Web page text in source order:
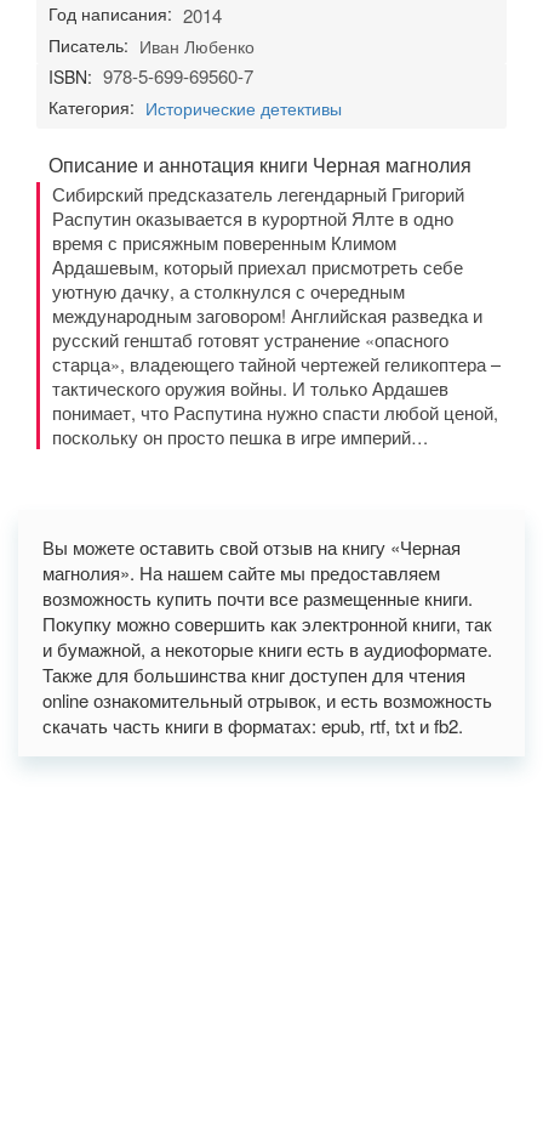
Год написания: 2014
Писатель: Иван Любенко
ISBN: 978-5-699-69560-7
Категория: Исторические детективы
Описание и аннотация книги Черная магнолия
Сибирский предсказатель легендарный Григорий
Распутин оказывается в курортной Ялте в одно
время с присяжным поверенным Климом
Ардашевым, который приехал присмотреть себе
уютную дачку, а столкнулся с очередным
международным заговором! Английская разведка и
русский генштаб готовят устранение «опасного
старца», владеющего тайной чертежей геликоптера –
тактического оружия войны. И только Ардашев
понимает, что Распутина нужно спасти любой ценой,
поскольку он просто пешка в игре империй…
Вы можете оставить свой отзыв на книгу «Черная
магнолия». На нашем сайте мы предоставляем
возможность купить почти все размещенные книги.
Покупку можно совершить как электронной книги, так
и бумажной, а некоторые книги есть в аудиоформате.
Также для большинства книг доступен для чтения
online ознакомительный отрывок, и есть возможность
скачать часть книги в форматах: epub, rtf, txt и fb2.